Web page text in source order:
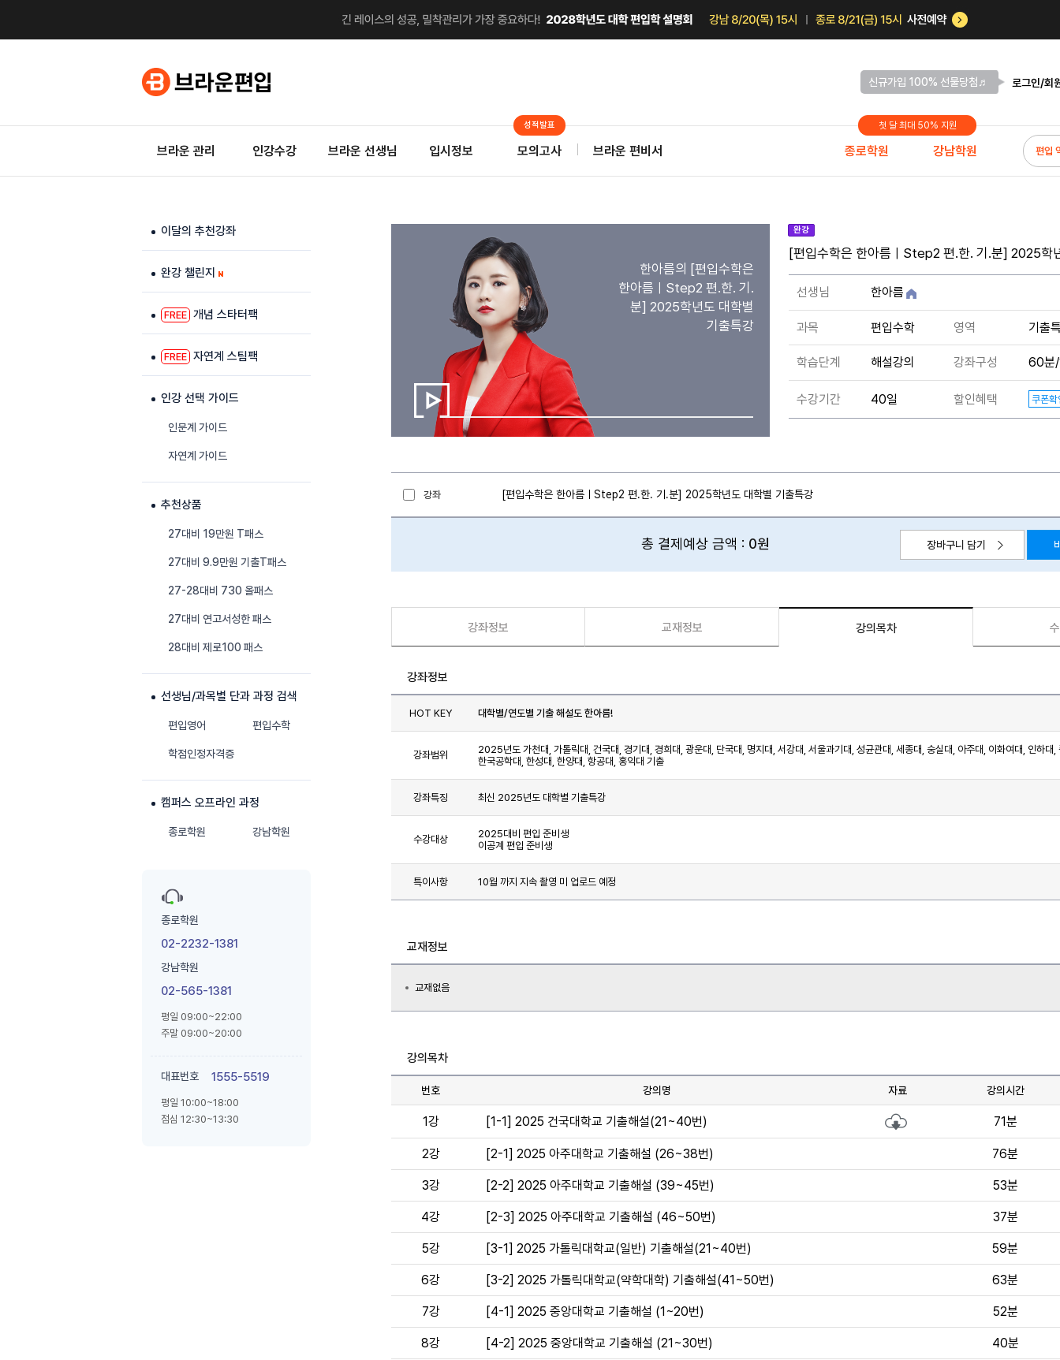
신규가입 100% 선물당첨♬ 로그인/회
브라운 관리 인강수강 브라운 선생님 입시정보 모의고사
성적발표
브라운 편비서 종로학원
첫 달 최대 50% 지원
강남학원 편입
이달의 추천강좌
완강 챌린지
FREE 개념 스타터팩
FREE 자연계 스팀팩
인강 선택 가이드
인문계 가이드
자연계 가이드
추천상품
27대비 19만원 T패스
27대비 9.9만원 기출T패스
27-28대비 730 올패스
27대비 연고서성한 패스
28대비 제로100 패스
선생님/과목별 단과 과정 검색
편입영어 편입수학
학점인정자격증
캠퍼스 오프라인 과정
종로학원 강남학원
종로학원
02-2232-1381
강남학원
02-565-1381
평일 09:00~22:00
주말 09:00~20:00
대표번호 1555-5519
평일 10:00~18:00
점심 12:30~13:30
한아름의 [편입수학은
한아름ㅣStep2 편.한. 기.
분] 2025학년도 대학별
기출특강
완강
[편입수학은 한아름ㅣStep2 편.한. 기.분] 2025학
선생님 한아름
과목 편입수학 영역 기출
학습단계 해설강의 강좌구성 60분
수강기간 40일 할인혜택 쿠폰확
강좌 [편입수학은 한아름ㅣStep2 편.한. 기.분] 2025학년도 대학별 기출특강
총 결제예상 금액 : 0원 장바구니 담기
강좌정보 교재정보 강의목차
강좌정보
HOT KEY 대학별/연도별 기출 해설도 한아름!
강좌범위
2025년도 가천대, 가톨릭대, 건국대, 경기대, 경희대, 광운대, 단국대, 명지대, 서강대, 서울과기대, 성균관대, 세종대, 숭실대, 아주대, 이화여대, 인하대,
한국공학대, 한성대, 한양대, 항공대, 홍익대 기출
강좌특징 최신 2025년도 대학별 기출특강
수강대상
2025대비 편입 준비생
이공계 편입 준비생
특이사항 10월 까지 지속 촬영 미 업로드 예정
교재정보
교재없음
강의목차
번호 강의명 자료 강의시간
1강 [1-1] 2025 건국대학교 기출해설(21~40번) 71분
2강 [2-1] 2025 아주대학교 기출해설 (26~38번) 76분
3강 [2-2] 2025 아주대학교 기출해설 (39~45번) 53분
4강 [2-3] 2025 아주대학교 기출해설 (46~50번) 37분
5강 [3-1] 2025 가톨릭대학교(일반) 기출해설(21~40번) 59분
6강 [3-2] 2025 가톨릭대학교(약학대학) 기출해설(41~50번) 63분
7강 [4-1] 2025 중앙대학교 기출해설 (1~20번) 52분
8강 [4-2] 2025 중앙대학교 기출해설 (21~30번) 40분